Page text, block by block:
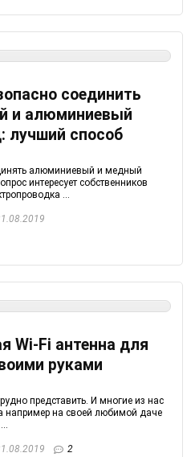
соединить
и алюминиевый
лучший способ
алюминиевый и медный
интересует собственников
...
Wi-Fi антенна для
руками
представить. И многие из нас
например на своей любимой даче
2